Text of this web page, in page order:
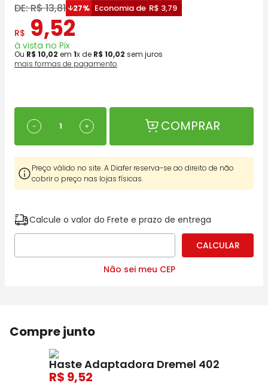
DE:R$13,81 27% Economia de R$ 3,79
R$ 9,52
à vista no Pix
Ou R$ 10,02 em 1x de R$ 10,02 sem juros
mais formas de pagamento
＋
－ COMPRAR
Preço válido no site. A Diafer reserva-se ao direito de não
cobrir o preço nas lojas físicas.
Calcule o valor do Frete e prazo de entrega
Não sei meu CEP
Compre junto
Haste Adaptadora Dremel 402
9,52